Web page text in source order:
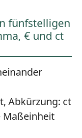
fünfstelligen
€ und ct
Abkürzung: ct
Maßeinheit